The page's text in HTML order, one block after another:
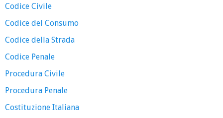
Codice Civile
Codice del Consumo
Codice della Strada
Codice Penale
Procedura Civile
Procedura Penale
Costituzione Italiana